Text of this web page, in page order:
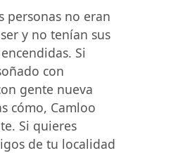
personas no eran
y no tenían sus
Si
con
gente nueva
cómo, Camloo
Si quieres
de tu localidad